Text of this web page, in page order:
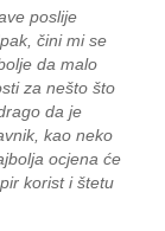
poslije
čini mi se
da malo
za nešto što
da je
kao neko
ocjena će
korist i štetu